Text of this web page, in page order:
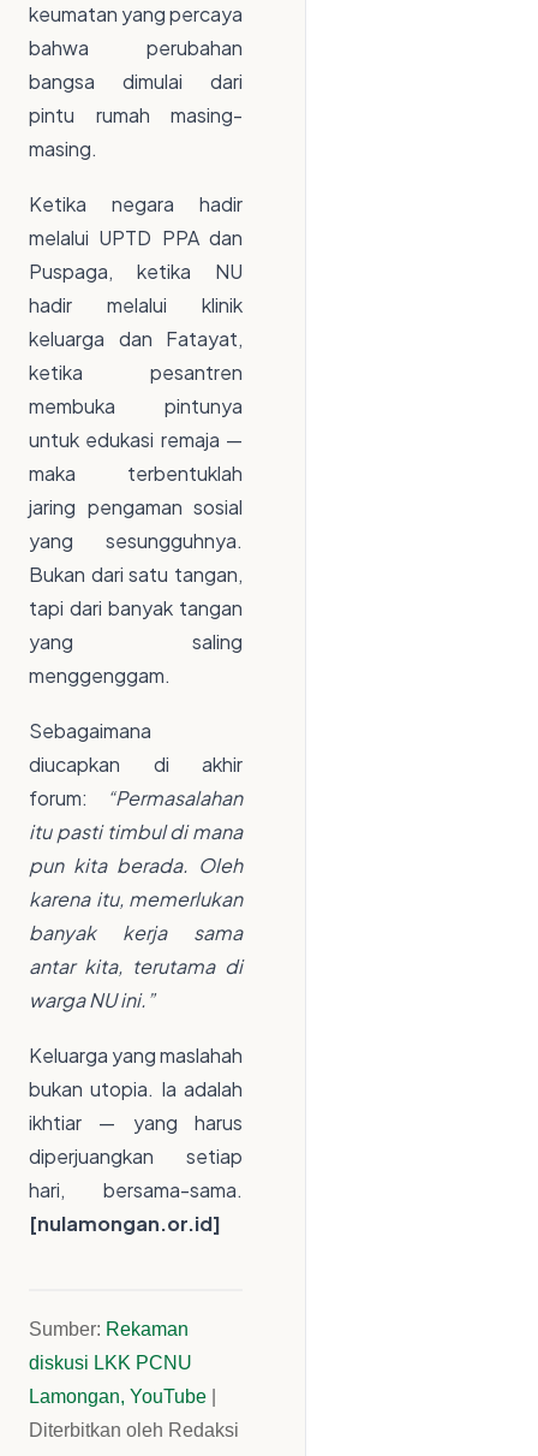
keumatan yang percaya
bahwa perubahan
bangsa dimulai dari
pintu rumah masing-
masing.
Ketika negara hadir
melalui UPTD PPA dan
Puspaga, ketika NU
hadir melalui klinik
keluarga dan Fatayat,
ketika pesantren
membuka pintunya
untuk edukasi remaja —
maka terbentuklah
jaring pengaman sosial
yang sesungguhnya.
Bukan dari satu tangan,
tapi dari banyak tangan
yang saling
menggenggam.
Sebagaimana
diucapkan di akhir
forum:
“Permasalahan
itu pasti timbul di mana
pun kita berada. Oleh
karena itu, memerlukan
banyak kerja sama
antar kita, terutama di
warga NU ini.”
Keluarga yang maslahah
bukan utopia. Ia adalah
ikhtiar — yang harus
diperjuangkan setiap
hari, bersama-sama.
[nulamongan.or.id]
Sumber: Rekaman
diskusi LKK PCNU
Lamongan, YouTube
Diterbitkan oleh Redaksi